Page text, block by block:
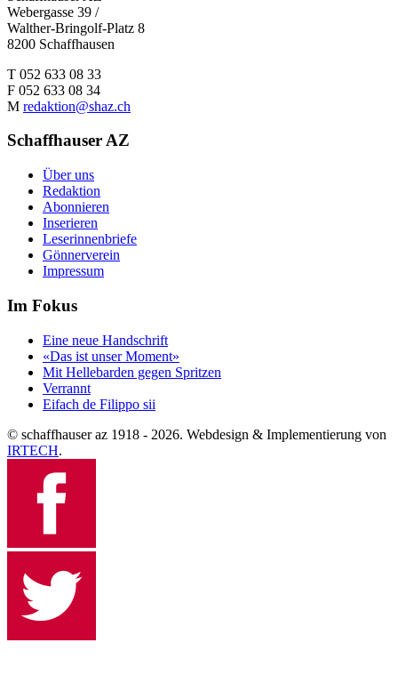
Webergasse 39 /
Walther-Bringolf-Platz 8
8200 Schaffhausen
T 052 633 08 33
F 052 633 08 34
M redaktion@shaz.ch
Schaffhauser AZ
Über uns
Redaktion
Abonnieren
Inserieren
Leserinnenbriefe
Gönnerverein
Impressum
Im Fokus
Eine neue Handschrift
«Das ist unser Moment»
Mit Hellebarden gegen Spritzen
Verrannt
Eifach de Filippo sii
© schaffhauser az 1918 - 2026. Webdesign & Implementierung von
IRTECH.